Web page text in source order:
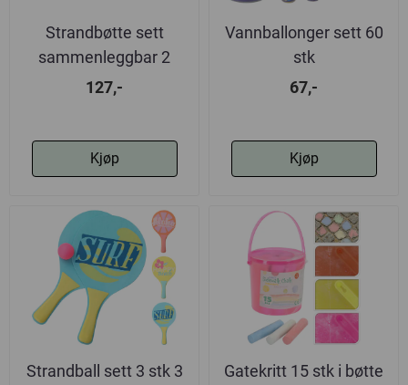
Strandbøtte sett
sammenleggbar 2
varianter
127,-
Kjøp
Vannballonger sett 60
stk
67,-
Kjøp
Strandball sett 3 stk 3
Gatekritt 15 stk i bøtte